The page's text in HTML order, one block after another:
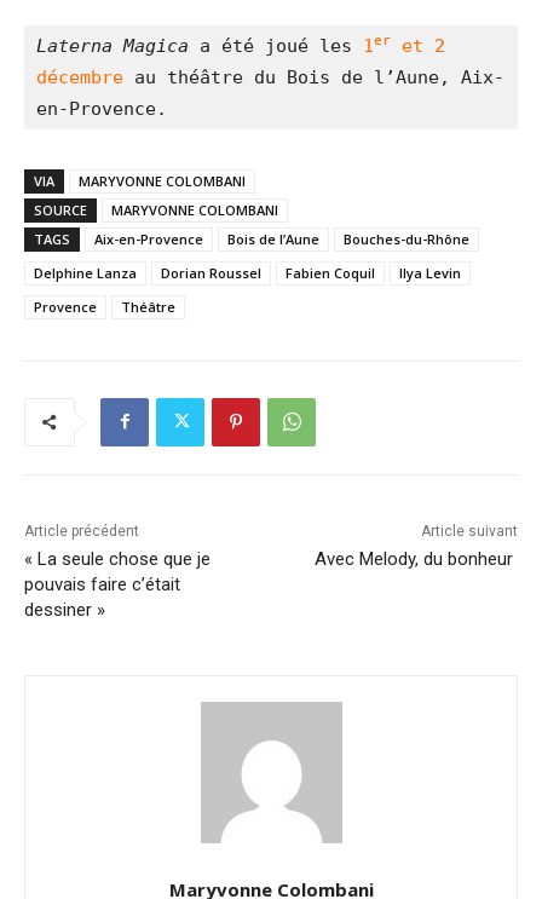
Laterna Magica a été joué les 1 er
et 2
décembre au théâtre du Bois de l’Aune, Aix-
en-Provence.
VIA
MARYVONNE COLOMBANI
SOURCE
MARYVONNE COLOMBANI
TAGS
Aix-en-Provence Bois de l’Aune
Bouches-du-Rhône
Delphine Lanza
Dorian Roussel Fabien Coquil
Ilya Levin
Provence
Théâtre
Article précédent
« La seule chose que je
pouvais faire c’était
dessiner »
Article suivant
Avec Melody, du bonheur
Maryvonne Colombani